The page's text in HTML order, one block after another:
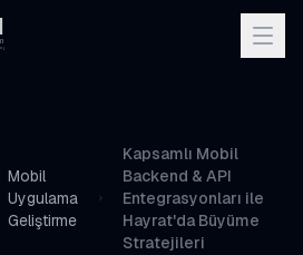
Mobil
Uygulama
Geliştirme
Kapsamlı Mobil
Backend & API
Entegrasyonları ile
Hayrat'da Büyüme
Stratejileri